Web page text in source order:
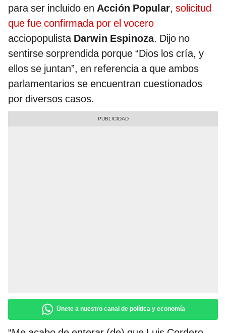
para ser incluido en Acción Popular, solicitud
que fue confirmada por el vocero
acciopopulista Darwin Espinoza. Dijo no
sentirse sorprendida porque “Dios los cría, y
ellos se juntan”, en referencia a que ambos
parlamentarios se encuentran cuestionados
por diversos casos.
Únete a nuestro canal de política y economía